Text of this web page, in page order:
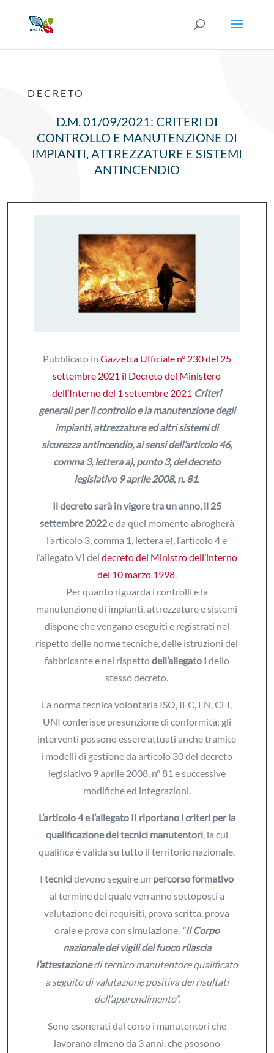
DECRETO
D.M. 01/09/2021: CRITERI DI
CONTROLLO E MANUTENZIONE DI
IMPIANTI, ATTREZZATURE E SISTEMI
ANTINCENDIO
Pubblicato in Gazzetta Ufficiale n° 230 del 25
settembre 2021 il Decreto del Ministero
dell’Interno del 1 settembre 2021 Criteri
generali per il controllo e la manutenzione degli
impianti, attrezzature ed altri sistemi di
sicurezza antincendio, ai sensi dell’articolo 46,
comma 3, lettera a), punto 3, del decreto
legislativo 9 aprile 2008, n. 81.
Il decreto sarà in vigore tra un anno, il 25
settembre 2022e da quel momento abrogherà
l’articolo 3, comma 1, lettera e), l’articolo 4 e
l’allegato VI deldecreto del Ministro dell’interno
del 10 marzo 1998.
Per quanto riguarda i controlli e la
manutenzione di impianti, attrezzature e sistemi
dispone che vengano eseguiti e registrati nel
rispetto delle norme tecniche, delle istruzioni del
fabbricante e nel rispettodell’allegato I dello
stesso decreto.
La norma tecnica volontaria ISO, IEC, EN, CEI,
UNI conferisce presunzione di conformità; gli
interventi possono essere attuati anche tramite
i modelli di gestione da articolo 30 del decreto
legislativo 9 aprile 2008, n° 81 e successive
modifiche ed integrazioni.
L’articolo 4 e l’allegato II riportano i criteri per la
qualificazione dei tecnici manutentori, la cui
qualifica è valida su tutto il territorio nazionale.
Itecnicidevono seguire un percorso formativo
al termine del quale verranno sottoposti a
valutazione dei requisiti, prova scritta, prova
orale e prova con simulazione. “Il Corpo
nazionale dei vigili del fuoco rilascia
l’attestazionedi tecnico manutentore qualificato
a seguito di valutazione positiva dei risultati
dell’apprendimento”.
Sono esonerati dal corso i manutentori che
lavorano almeno da 3 anni, che psosono